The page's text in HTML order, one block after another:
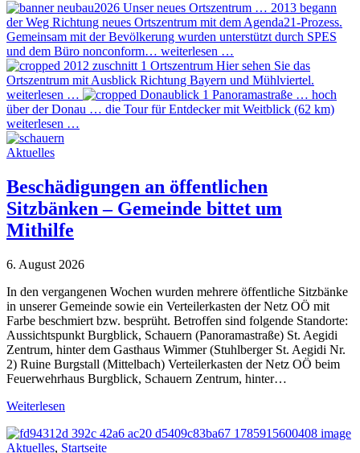
Unser neues Ortszentrum … 2013 begann
der Weg Richtung neues Ortszentrum mit dem Agenda21-Prozess.
Gemeinsam mit der Bevölkerung wurden unterstützt durch SPES
und dem Büro nonconform… weiterlesen …
Ortszentrum Hier sehen Sie das
Ortszentrum mit Ausblick Richtung Bayern und Mühlviertel.
weiterlesen …
Panoramastraße … hoch
über der Donau … die Tour für Entdecker mit Weitblick (62 km)
weiterlesen …
Aktuelles
Beschädigungen an öffentlichen
Sitzbänken – Gemeinde bittet um
Mithilfe
6. August 2026
In den vergangenen Wochen wurden mehrere öffentliche Sitzbänke
in unserer Gemeinde sowie ein Verteilerkasten der Netz OÖ mit
Farbe beschmiert bzw. besprüht. Betroffen sind folgende Standorte:
Aussichtspunkt Burgblick, Schauern (Panoramastraße) St. Aegidi
Zentrum, hinter dem Gasthaus Wimmer (Stuhlberger St. Aegidi Nr.
2) Ruine Burgstall (Mittelbach) Verteilerkasten der Netz OÖ beim
Feuerwehrhaus Burgblick, Schauern Zentrum, hinter…
Weiterlesen
Aktuelles, Startseite